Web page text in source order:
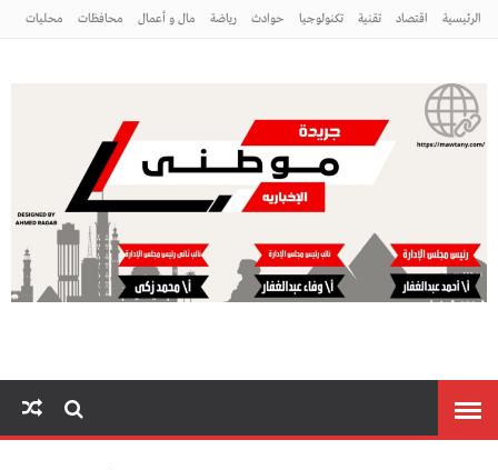
الرئيسية اقتصاد تقنية تكنولوجيا حوادث رياضة مال و أعمال محافظات محليات